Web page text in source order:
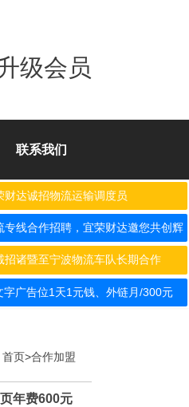
级会员
联系我们
财达诚招物流运输调度员
专线合作招聘，宜荣财达邀您共创辉
煌！
招诸暨至宁波物流车队长期合作
字广告位1天1元钱、外链月/300元
首页>合作加盟
年费600元